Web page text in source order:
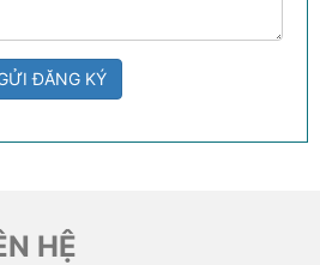
ĐĂNG KÝ
HỆ